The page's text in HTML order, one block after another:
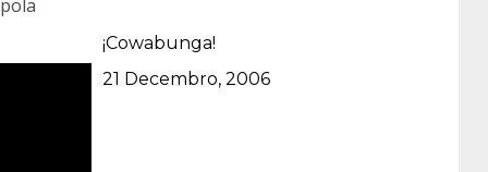
¡Cowabunga!
Data
21 Decembro, 2006